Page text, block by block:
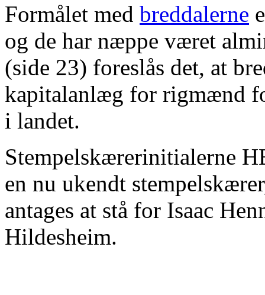
Formålet med breddalerne
og de har næppe været
(side 23) foreslås det, at
kapitalanlæg for rigmænd
i landet.
Stempelskærerinitialerne
en nu ukendt
antages at stå for Isaac
Hildesheim.